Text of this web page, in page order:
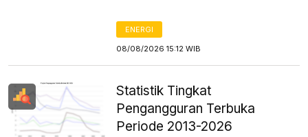
ENERGI
08/08/2026 15:12 WIB
Statistik Tingkat
Pengangguran Terbuka
Periode 2013-2026